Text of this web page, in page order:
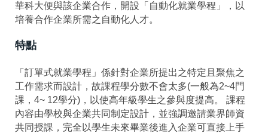
華科大便與該企業合作，開設「自動化就業學程」，以
培養合作企業所需之自動化人才。
特點
「訂單式就業學程」係針對企業所提出之特定且聚焦之
工作需求而設計，故課程學分數不會太多(一般為2~4門
課，4~ 12學分)，以使高年級學生之參與度提高。 課程
內容由學校與企業共同制定設計，並強調邀請業界師資
共同授課，完全以學生未來畢業後進入企業可直接上手